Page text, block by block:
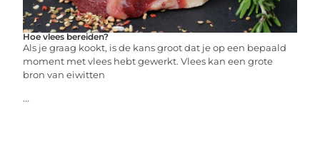
Hoe vlees bereiden?
Als je graag kookt, is de kans groot dat je op een bepaald
moment met vlees hebt gewerkt. Vlees kan een grote
bron van eiwitten
...